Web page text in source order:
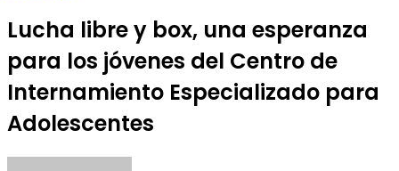
Lucha libre y box, una esperanza
para los jóvenes del Centro de
Internamiento Especializado para
Adolescentes